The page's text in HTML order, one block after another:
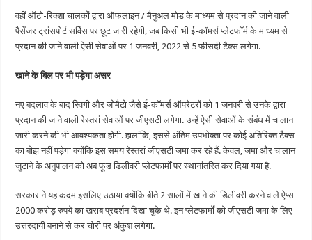
वहीं ऑटो-रिक्शा चालकों द्वारा ऑफलाइन / मैनुअल मोड के माध्यम से प्रदान की जाने वाली
पैसेंजर ट्रांसपोर्ट सर्विस पर छूट जारी रहेगी, जब किसी भी ई-कॉमर्स प्लेटफॉर्म के माध्यम से
प्रदान की जाने वाली ऐसी सेवाओं पर 1 जनवरी, 2022 से 5 फीसदी टैक्स लगेगा.
खाने के बिल पर भी पड़ेगा असर
नए बदलाव के बाद स्विगी और जोमैटो जैसे ई-कॉमर्स ऑपरेटरों को 1 जनवरी से उनके द्वारा
प्रदान की जाने वाली रेस्तरां सेवाओं पर जीएसटी लगेगा. उन्हें ऐसी सेवाओं के संबंध में चालान
जारी करने की भी आवश्यकता होगी. हालांकि, इससे अंतिम उपभोक्ता पर कोई अतिरिक्त टैक्स
का बोझ नहीं पड़ेगा क्योंकि इस समय रेस्तरां जीएसटी जमा कर रहे हैं. केवल, जमा और चालान
जुटाने के अनुपालन को अब फूड डिलीवरी प्लेटफार्मों पर स्थानांतरित कर दिया गया है.
सरकार ने यह कदम इसलिए उठाया क्योंकि बीते 2 सालों में खाने की डिलीवरी करने वाले ऐप्स
2000 करोड़ रुपये का खराब प्रदर्शन दिखा चुके थे. इन प्लेटफार्मों को जीएसटी जमा के लिए
उत्तरदायी बनाने से कर चोरी पर अंकुश लगेगा.